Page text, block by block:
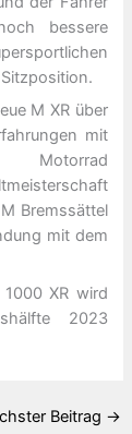
bessere
M XR über
mit
Bremssättel
mit dem
XR wird
2023
Beitrag →